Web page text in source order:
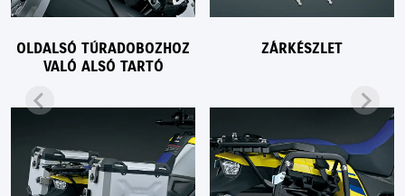
OLDALSÓ TÚRADOBOZHOZ
VALÓ ALSÓ TARTÓ
ZÁRKÉSZLET